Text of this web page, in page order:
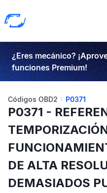
¿Eres mecánico?
funciones Premium!
Códigos OBD2 P0371
P0371 -
DE ALTA
DEMASIADOS